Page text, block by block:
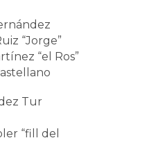
“Jorge”
“el Ros”
Tur
“fill del